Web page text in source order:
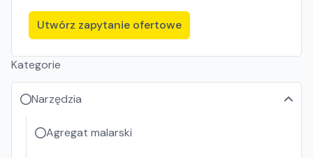
Utwórz zapytanie ofertowe
Kategorie
Narzędzia
Agregat malarski